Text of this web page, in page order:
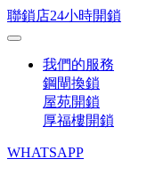
聯鎖店24小時開鎖
我們的服務
鋼閘換鎖
屋苑開鎖
厚福樓開鎖
WHATSAPP